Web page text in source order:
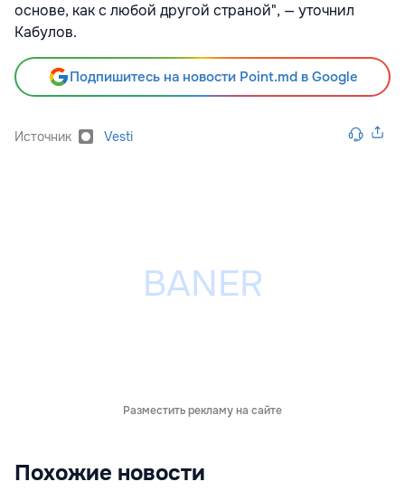
основе, как с любой другой страной", — уточнил
Кабулов.
Подпишитесь на новости Point.md в Google
Источник Vesti
Разместить рекламу на сайте
Похожие новости